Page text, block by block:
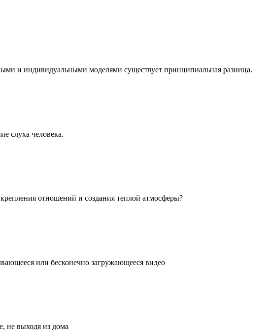
и индивидуальными моделями существует принципиальная разница.
слуха человека.
отношений и создания теплой атмосферы?
или бесконечно загружающееся видео
не выходя из дома